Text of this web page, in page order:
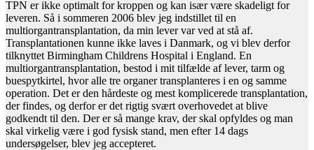
TPN er ikke optimalt for kroppen og kan især være skadeligt for
leveren. Så i sommeren 2006 blev jeg indstillet til en
multiorgantransplantation, da min lever var ved at stå af.
Transplantationen kunne ikke laves i Danmark, og vi blev derfor
tilknyttet Birmingham Childrens Hospital i England. En
multiorgantransplantation, bestod i mit tilfælde af lever, tarm og
buespytkirtel, hvor alle tre organer transplanteres i en og samme
operation. Det er den hårdeste og mest komplicerede transplantation,
der findes, og derfor er det rigtig svært overhovedet at blive
godkendt til den. Der er så mange krav, der skal opfyldes og man
skal virkelig være i god fysisk stand, men efter 14 dags
undersøgelser, blev jeg accepteret.